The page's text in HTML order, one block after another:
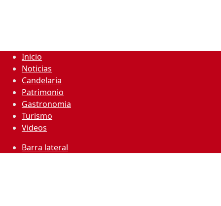
Inicio
Noticias
Candelaria
Patrimonio
Gastronomia
Turismo
Videos
Barra lateral